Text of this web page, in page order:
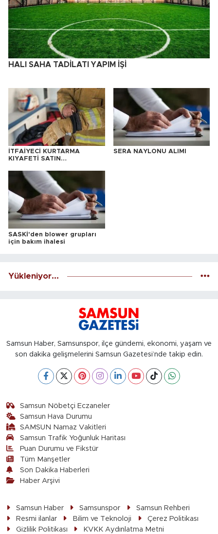
HALI SAHA TADİLATI YAPIM İŞİ
İTFAİYECİ KURTARMA
KIYAFETİ SATIN
SERA NAYLONU ALIMI
SASKİ'den blower grupları
için bakım ihalesi
Yükleniyor...
Samsun Haber, Samsunspor, ilçe gündemi, ekonomi, yaşam ve
son dakika gelişmelerini Samsun Gazetesi’nde takip edin.
Samsun Nöbetçi Eczaneler
Samsun Hava Durumu
SAMSUN Namaz Vakitleri
Samsun Trafik Yoğunluk Haritası
Puan Durumu ve Fikstür
Tüm Manşetler
Son Dakika Haberleri
Haber Arşivi
Samsun Haber Samsunspor
Samsun Rehberi
Resmi ilanlar
Bilim ve Teknoloji
Çerez Politikası
Gizlilik Politikası
KVKK Aydınlatma Metni